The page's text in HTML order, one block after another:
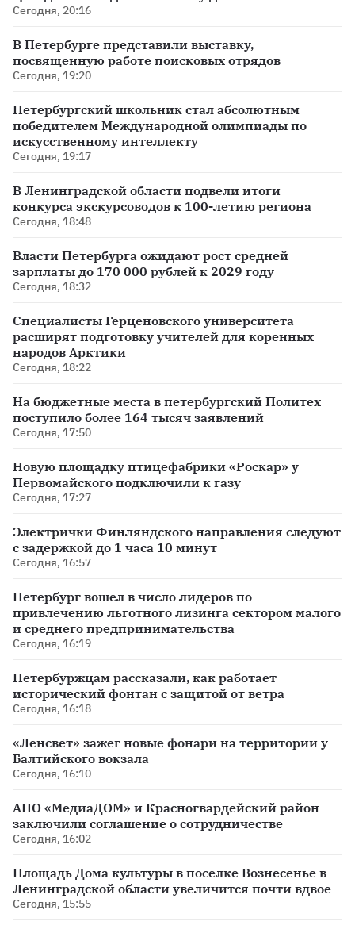
Сегодня, 20:16
В Петербурге представили выставку,
посвященную работе поисковых отрядов
Сегодня, 19:20
Петербургский школьник стал абсолютным
победителем Международной олимпиады по
искусственному интеллекту
Сегодня, 19:17
В Ленинградской области подвели итоги
конкурса экскурсоводов к 100-летию региона
Сегодня, 18:48
Власти Петербурга ожидают рост средней
зарплаты до 170 000 рублей к 2029 году
Сегодня, 18:32
Специалисты Герценовского университета
расширят подготовку учителей для коренных
народов Арктики
Сегодня, 18:22
На бюджетные места в петербургский Политех
поступило более 164 тысяч заявлений
Сегодня, 17:50
Новую площадку птицефабрики «Роскар» у
Первомайского подключили к газу
Сегодня, 17:27
Электрички Финляндского направления следуют
с задержкой до 1 часа 10 минут
Сегодня, 16:57
Петербург вошел в число лидеров по
привлечению льготного лизинга сектором малого
и среднего предпринимательства
Сегодня, 16:19
Петербуржцам рассказали, как работает
исторический фонтан с защитой от ветра
Сегодня, 16:18
«Ленсвет» зажег новые фонари на территории у
Балтийского вокзала
Сегодня, 16:10
АНО «МедиаДОМ» и Красногвардейский район
заключили соглашение о сотрудничестве
Сегодня, 16:02
Площадь Дома культуры в поселке Вознесенье в
Ленинградской области увеличится почти вдвое
Сегодня, 15:55